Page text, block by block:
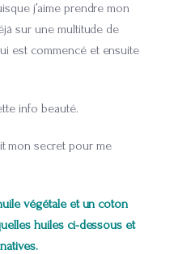
j’aime prendre mon
sur une multitude de
est commencé et ensuite
info beauté.
mon secret pour me
végétale et un coton
huiles ci-dessous et